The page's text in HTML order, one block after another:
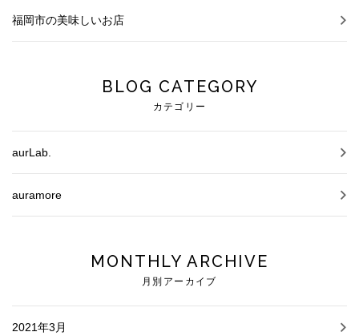
福岡市の美味しいお店
BLOG CATEGORY
カテゴリー
aurLab.
auramore
MONTHLY ARCHIVE
月別アーカイブ
2021年3月